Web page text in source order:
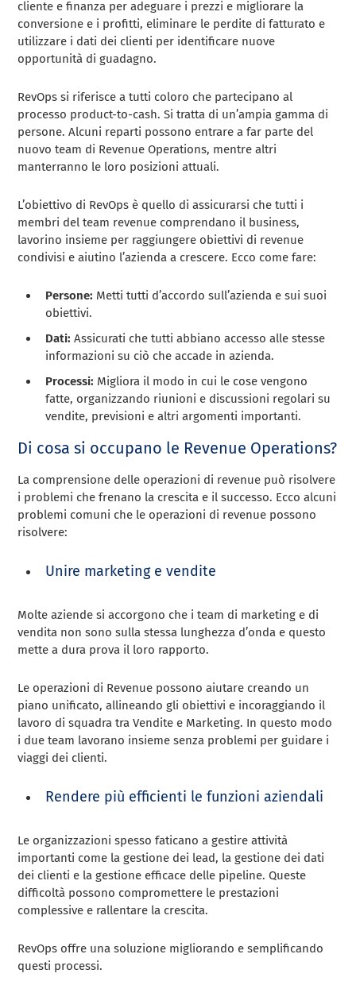
cliente e finanza per adeguare i prezzi e migliorare la
conversione e i profitti, eliminare le perdite di fatturato e
utilizzare i dati dei clienti per identificare nuove
opportunità di guadagno.
RevOps si riferisce a tutti coloro che partecipano al
processo product-to-cash. Si tratta di un’ampia gamma di
persone. Alcuni reparti possono entrare a far parte del
nuovo team di Revenue Operations, mentre altri
manterranno le loro posizioni attuali.
L’obiettivo di RevOps è quello di assicurarsi che tutti i
membri del team revenue comprendano il business,
lavorino insieme per raggiungere obiettivi di revenue
condivisi e aiutino l’azienda a crescere. Ecco come fare:
Persone: Metti tutti d’accordo sull’azienda e sui suoi
obiettivi.
Dati: Assicurati che tutti abbiano accesso alle stesse
informazioni su ciò che accade in azienda.
Processi: Migliora il modo in cui le cose vengono
fatte, organizzando riunioni e discussioni regolari su
vendite, previsioni e altri argomenti importanti.
Di cosa si occupano le Revenue Operations?
La comprensione delle operazioni di revenue può risolvere
i problemi che frenano la crescita e il successo. Ecco alcuni
problemi comuni che le operazioni di revenue possono
risolvere:
Unire marketing e vendite
Molte aziende si accorgono che i team di marketing e di
vendita non sono sulla stessa lunghezza d’onda e questo
mette a dura prova il loro rapporto.
Le operazioni di Revenue possono aiutare creando un
piano unificato, allineando gli obiettivi e incoraggiando il
lavoro di squadra tra Vendite e Marketing. In questo modo
i due team lavorano insieme senza problemi per guidare i
viaggi dei clienti.
Rendere più efficienti le funzioni aziendali
Le organizzazioni spesso faticano a gestire attività
importanti come la gestione dei lead, la gestione dei dati
dei clienti e la gestione efficace delle pipeline. Queste
difficoltà possono compromettere le prestazioni
complessive e rallentare la crescita.
RevOps offre una soluzione migliorando e semplificando
questi processi.